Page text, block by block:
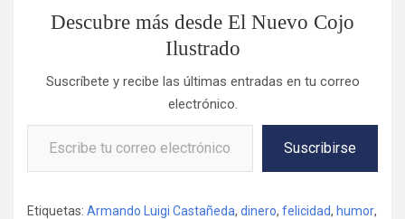
Descubre más desde El Nuevo Cojo
Ilustrado
Suscríbete y recibe las últimas entradas en tu correo
electrónico.
Escribe tu correo electrónico…
Suscribirse
Etiquetas: Armando Luigi Castañeda, dinero, felicidad, humor,